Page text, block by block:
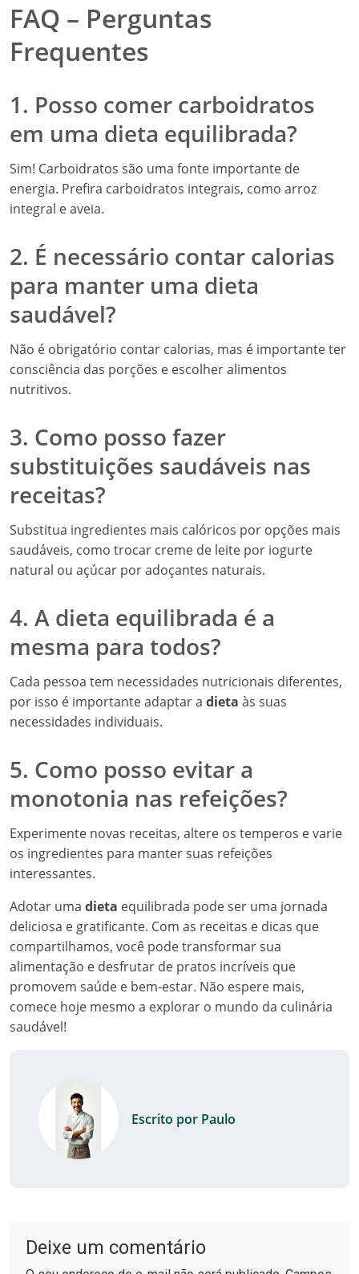
FAQ – Perguntas
Frequentes
1. Posso comer carboidratos
em uma dieta equilibrada?
Sim! Carboidratos são uma fonte importante de
energia. Prefira carboidratos integrais, como arroz
integral e aveia.
2. É necessário contar calorias
para manter uma dieta
saudável?
Não é obrigatório contar calorias, mas é importante ter
consciência das porções e escolher alimentos
nutritivos.
3. Como posso fazer
substituições saudáveis nas
receitas?
Substitua ingredientes mais calóricos por opções mais
saudáveis, como trocar creme de leite por iogurte
natural ou açúcar por adoçantes naturais.
4. A dieta equilibrada é a
mesma para todos?
Cada pessoa tem necessidades nutricionais diferentes,
por isso é importante adaptar a dieta às suas
necessidades individuais.
5. Como posso evitar a
monotonia nas refeições?
Experimente novas receitas, altere os temperos e varie
os ingredientes para manter suas refeições
interessantes.
Adotar uma dieta equilibrada pode ser uma jornada
deliciosa e gratificante. Com as receitas e dicas que
compartilhamos, você pode transformar sua
alimentação e desfrutar de pratos incríveis que
promovem saúde e bem-estar. Não espere mais,
comece hoje mesmo a explorar o mundo da culinária
saudável!
Escrito por Paulo
Deixe um comentário